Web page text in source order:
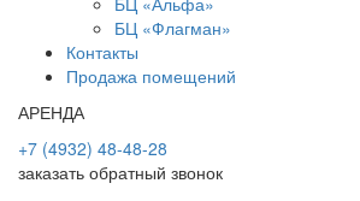
БЦ «Флагман»
Контакты
Продажа помещений
АРЕНДА
+7 (4932) 48-48-28
заказать обратный звонок